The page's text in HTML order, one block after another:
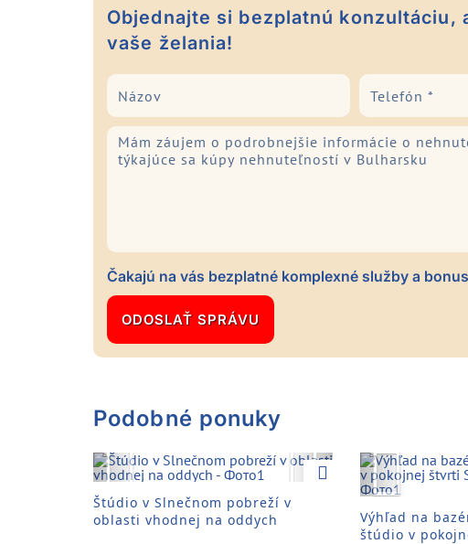
Objednajte si bezplatnú
vaše želania!
Čakajú na vás bezplatné komplexné služby a
Podobné ponuky
Previous Next
Štúdio v Slnečnom pobreží v
oblasti vhodnej na oddych
Previous
Výhľad na
štúdio v